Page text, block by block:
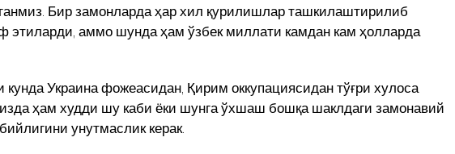
Бир замонларда ҳар хил қурилишлар ташкилаштирилиб
этиларди, аммо шунда ҳам ўзбек миллати камдан кам ҳолларда
кунда Украина фожеасидан, Қирим оккупациясидан тўғри хулоса
ҳам худди шу каби ёки шунга ўхшаш бошқа шаклдаги замонавий
унутмаслик керак.